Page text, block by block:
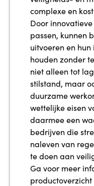
complexe en
Door
passen, kunnen
uitvoeren en
houden zonder
niet alleen tot
stilstand, maar
duurzame
wettelijke eisen
daarmee een
bedrijven die
naleven van
te doen aan
Ga voor meer